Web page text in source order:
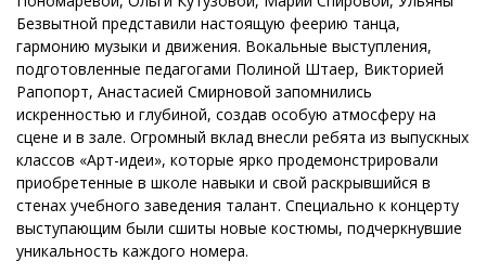
Безвытной представили настоящую феерию танца,
гармонию музыки и движения. Вокальные выступления,
подготовленные педагогами Полиной Штаер, Викторией
Рапопорт, Анастасией Смирновой запомнились
искренностью и глубиной, создав особую атмосферу на
сцене и в зале. Огромный вклад внесли ребята из выпускных
классов «Арт-идеи», которые ярко продемонстрировали
приобретенные в школе навыки и свой раскрывшийся в
стенах учебного заведения талант. Специально к концерту
выступающим были сшиты новые костюмы, подчеркнувшие
уникальность каждого номера.